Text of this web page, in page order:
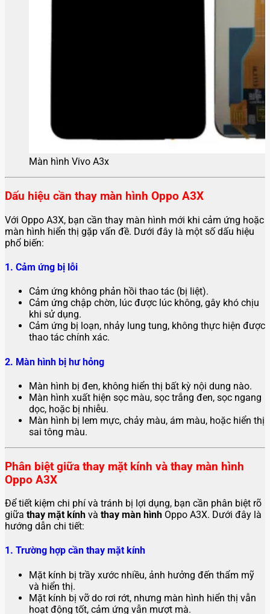
Màn hình Vivo A3x
Dấu hiệu cần thay màn hình Oppo A3X
Với Oppo A3X, bạn cần thay màn hình mới khi cảm ứng hoặc
màn hình hiển thị gặp vấn đề. Dưới đây là một số dấu hiệu
phổ biến:
1. Cảm ứng bị lỗi
Cảm ứng không phản hồi thao tác (bị liệt).
Cảm ứng chập chờn, lúc được lúc không, gây khó chịu
khi sử dụng.
Cảm ứng bị loạn, nhảy lung tung, không thực hiện được
thao tác chính xác.
2. Màn hình bị hư hỏng
Màn hình bị đen, không hiển thị bất kỳ nội dung nào.
Màn hình xuất hiện sọc màu, sọc trắng đen, sọc ngang
dọc, hoặc bị nhiễu.
Màn hình bị lem mực, chảy màu, ám màu, hoặc hiển thị
sai tông màu.
Phân biệt giữa thay mặt kính và thay màn hình
Oppo A3X
Để tiết kiệm chi phí và tránh bị lợi dụng, bạn cần phân biệt rõ
giữa thay mặt kính và thay màn hình Oppo A3X. Dưới đây là
hướng dẫn chi tiết:
1. Trường hợp cần thay mặt kính
Mặt kính bị trầy xước nhiều, ảnh hưởng đến thẩm mỹ
và hiển thị.
Mặt kính bị vỡ do rơi rớt, nhưng màn hình hiển thị vẫn
hoạt động tốt, cảm ứng vẫn mượt mà.